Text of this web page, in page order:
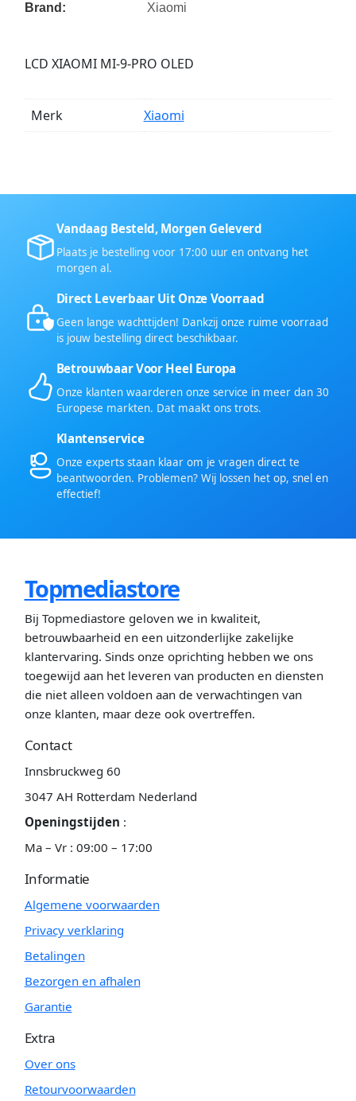
Brand:
Xiaomi
LCD XIAOMI MI-9-PRO OLED
Merk Xiaomi
Vandaag Besteld, Morgen Geleverd
Plaats je bestelling voor 17:00 uur en ontvang het
morgen al.
Direct Leverbaar Uit Onze Voorraad
Geen lange wachttijden! Dankzij onze ruime voorraad
is jouw bestelling direct beschikbaar.
Betrouwbaar Voor Heel Europa
Onze klanten waarderen onze service in meer dan 30
Europese markten. Dat maakt ons trots.
Klantenservice
Onze experts staan klaar om je vragen direct te
beantwoorden. Problemen? Wij lossen het op, snel en
effectief!
Topmediastore
Bij Topmediastore geloven we in kwaliteit,
betrouwbaarheid en een uitzonderlijke zakelijke
klantervaring. Sinds onze oprichting hebben we ons
toegewijd aan het leveren van producten en diensten
die niet alleen voldoen aan de verwachtingen van
onze klanten, maar deze ook overtreffen.
Contact
Innsbruckweg 60
3047 AH Rotterdam Nederland
Openingstijden :
Ma – Vr : 09:00 – 17:00
Informatie
Algemene voorwaarden
Privacy verklaring
Betalingen
Bezorgen en afhalen
Garantie
Extra
Over ons
Retourvoorwaarden